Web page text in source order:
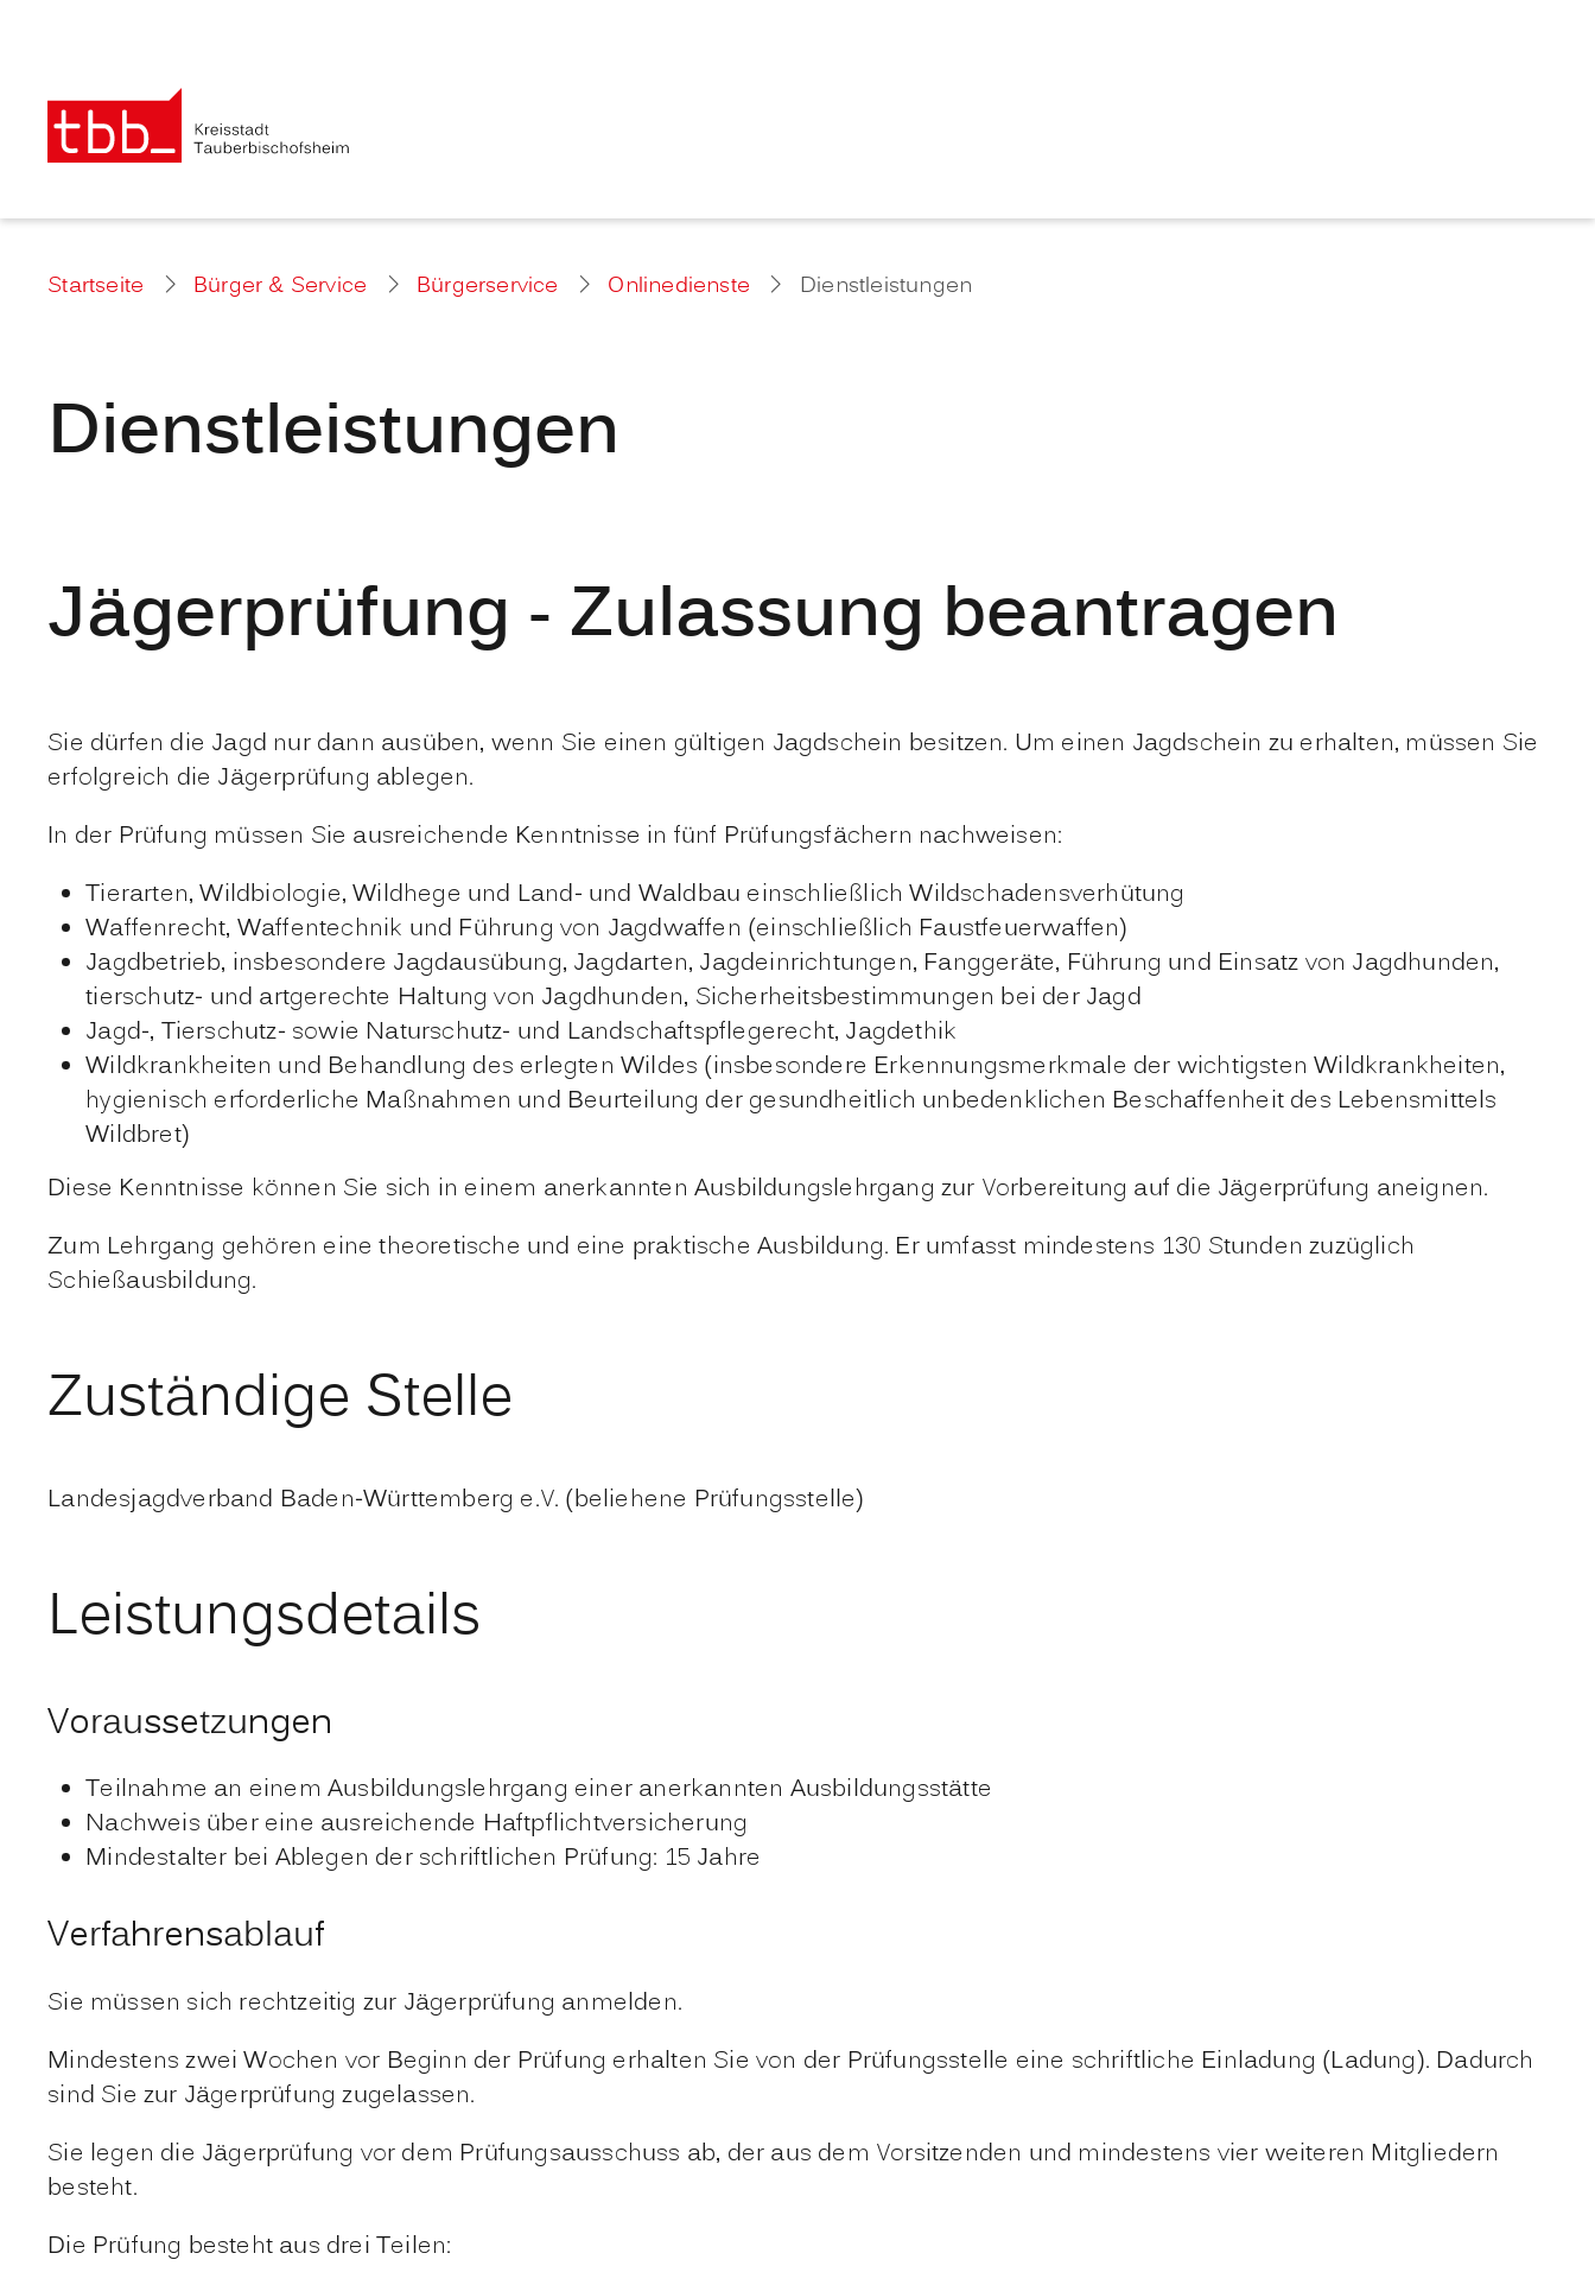
Startseite Bürger & Service Bürgerservice Onlinedienste Dienstleistungen
Dienstleistungen
Jägerprüfung - Zulassung beantragen
Sie dürfen die Jagd nur dann ausüben, wenn Sie einen gültigen Jagdschein besitzen. Um einen Jagdschein zu erhalten, müssen Sie
erfolgreich die Jägerprüfung ablegen.
In der Prüfung müssen Sie ausreichende Kenntnisse in fünf Prüfungsfächern nachweisen:
Tierarten, Wildbiologie, Wildhege und Land- und Waldbau einschließlich Wildschadensverhütung
Waffenrecht, Waffentechnik und Führung von Jagdwaffen (einschließlich Faustfeuerwaffen)
Jagdbetrieb, insbesondere Jagdausübung, Jagdarten, Jagdeinrichtungen, Fanggeräte, Führung und Einsatz von Jagdhunden,
tierschutz- und artgerechte Haltung von Jagdhunden, Sicherheitsbestimmungen bei der Jagd
Jagd-, Tierschutz- sowie Naturschutz- und Landschaftspflegerecht, Jagdethik
Wildkrankheiten und Behandlung des erlegten Wildes (insbesondere Erkennungsmerkmale der wichtigsten Wildkrankheiten,
hygienisch erforderliche Maßnahmen und Beurteilung der gesundheitlich unbedenklichen Beschaffenheit des Lebensmittels
Wildbret)
Diese Kenntnisse können Sie sich in einem anerkannten Ausbildungslehrgang zur Vorbereitung auf die Jägerprüfung aneignen.
Zum Lehrgang gehören eine theoretische und eine praktische Ausbildung. Er umfasst mindestens 130 Stunden zuzüglich
Schießausbildung.
Zuständige Stelle
Landesjagdverband Baden-Württemberg e.V. (beliehene Prüfungsstelle)
Leistungsdetails
Voraussetzungen
Teilnahme an einem Ausbildungslehrgang einer anerkannten Ausbildungsstätte
Nachweis über eine ausreichende Haftpflichtversicherung
Mindestalter bei Ablegen der schriftlichen Prüfung: 15 Jahre
Verfahrensablauf
Sie müssen sich rechtzeitig zur Jägerprüfung anmelden.
Mindestens zwei Wochen vor Beginn der Prüfung erhalten Sie von der Prüfungsstelle eine schriftliche Einladung (Ladung). Dadurch
sind Sie zur Jägerprüfung zugelassen.
Sie legen die Jägerprüfung vor dem Prüfungsausschuss ab, der aus dem Vorsitzenden und mindestens vier weiteren Mitgliedern
besteht.
Die Prüfung besteht aus drei Teilen: